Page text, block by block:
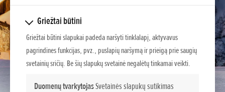
Griežtai būtini
Griežtai būtini slapukai padeda naršyti tinklalapį, aktyvavus
pagrindines funkcijas, pvz., puslapių naršymą ir prieigą prie saugių
svetainių sričių. Be šių slapukų svetainė negalėtų tinkamai veikti.
Duomenų tvarkytojasSvetainės slapukų sutikimas